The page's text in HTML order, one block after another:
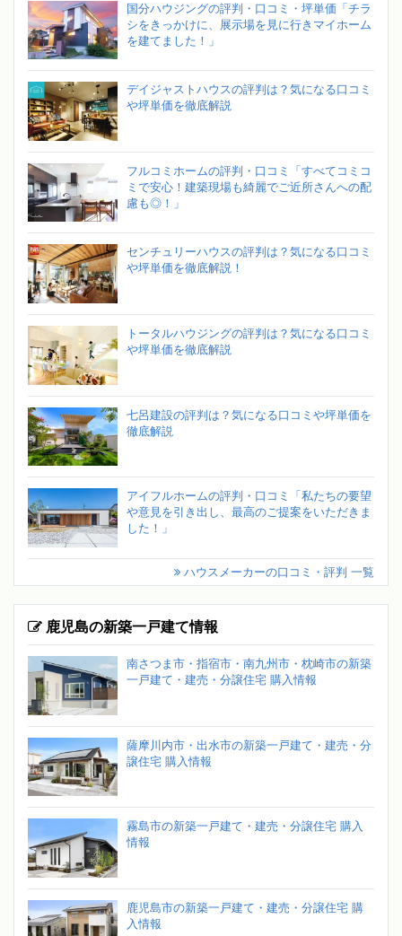
国分ハウジングの評判・口コミ・坪単価「チラ
シをきっかけに、展示場を見に行きマイホーム
を建てました！」
デイジャストハウスの評判は？気になる口コミ
や坪単価を徹底解説
フルコミホームの評判・口コミ「すべてコミコ
ミで安心！建築現場も綺麗でご近所さんへの配
慮も◎！」
センチュリーハウスの評判は？気になる口コミ
や坪単価を徹底解説！
トータルハウジングの評判は？気になる口コミ
や坪単価を徹底解説
七呂建設の評判は？気になる口コミや坪単価を
徹底解説
アイフルホームの評判・口コミ「私たちの要望
や意見を引き出し、最高のご提案をいただきま
した！」
ハウスメーカーの口コミ・評判 一覧
鹿児島の新築一戸建て情報
南さつま市・指宿市・南九州市・枕崎市の新築
一戸建て・建売・分譲住宅 購入情報
薩摩川内市・出水市の新築一戸建て・建売・分
譲住宅 購入情報
霧島市の新築一戸建て・建売・分譲住宅 購入
情報
鹿児島市の新築一戸建て・建売・分譲住宅 購
入情報